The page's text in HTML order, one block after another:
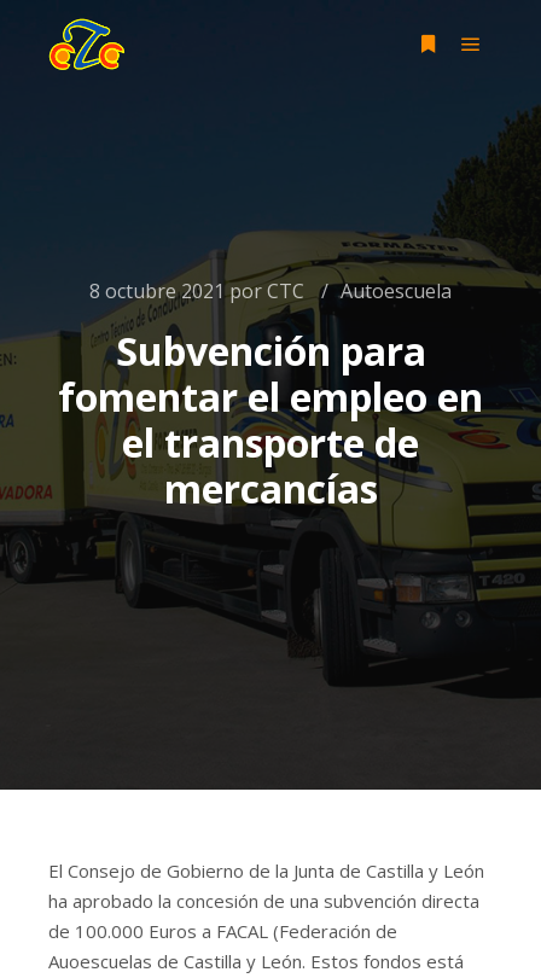
8 octubre 2021porCTC Autoescuela
Subvención para
fomentar el empleo en
el transporte de
mercancías
El Consejo de Gobierno de la Junta de Castilla y León
ha aprobado la concesión de una subvención directa
de 100.000 Euros a FACAL (Federación de
Auoescuelas de Castilla y León. Estos fondos está